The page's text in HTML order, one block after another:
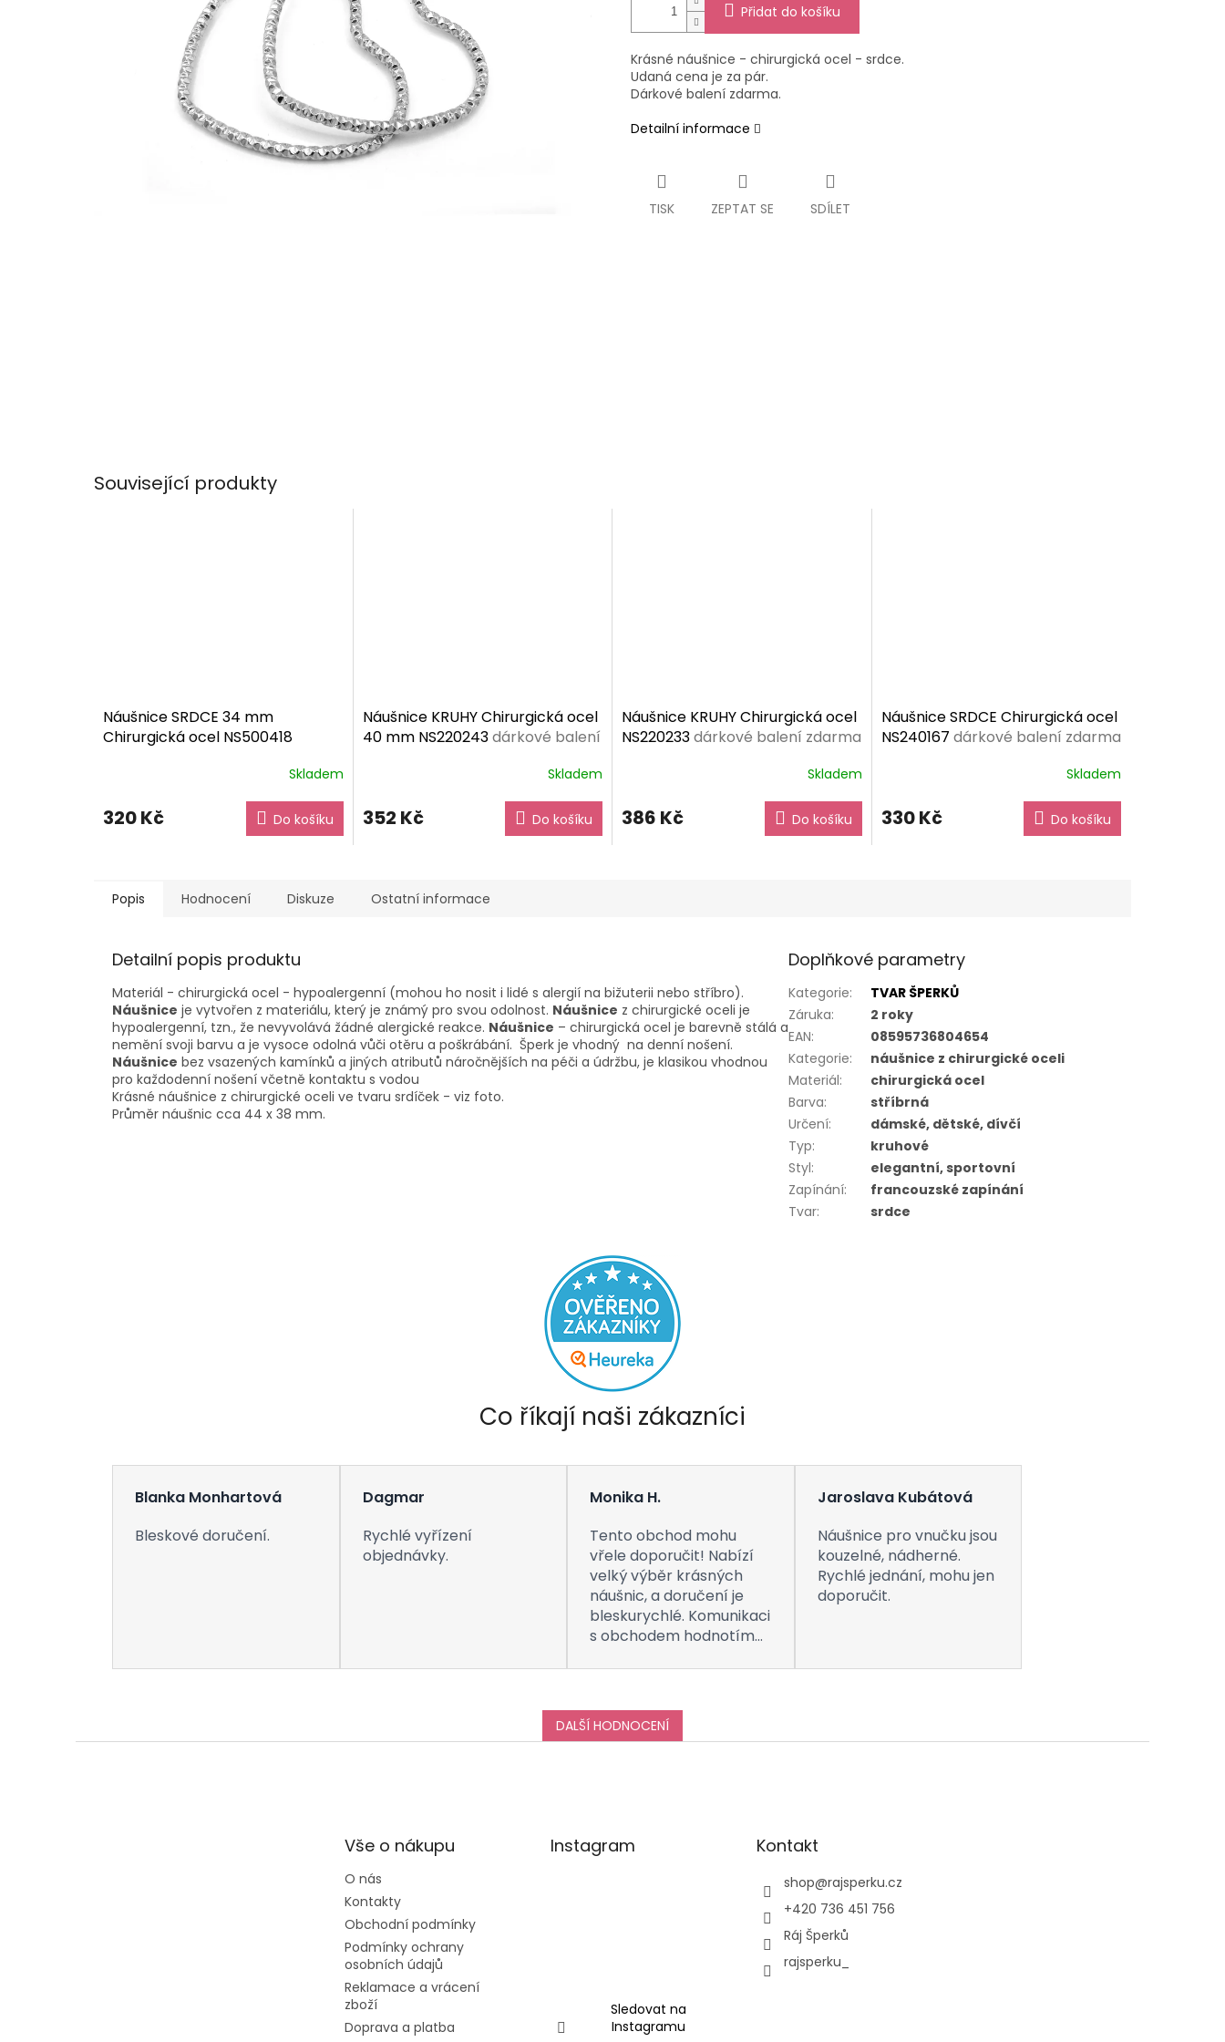
Přidat do košíku
Krásné náušnice - chirurgická ocel - srdce.
Udaná cena je za pár.
Dárkové balení zdarma.
Detailní informace
TISK ZEPTAT SE SDÍLET
Související produkty
Náušnice SRDCE 34 mm
Chirurgická ocel NS500418
Skladem
320 Kč Do košíku
Náušnice KRUHY Chirurgická ocel
40 mm NS220243dárkové balení
Skladem
352 Kč Do košíku
Náušnice KRUHY Chirurgická ocel
NS220233dárkové balení zdarma
Skladem
386 Kč Do košíku
Náušnice SRDCE Chirurgická ocel
NS240167 dárkové balení zdarma
Skladem
330 Kč Do košíku
Popis Hodnocení Diskuze Ostatní informace
Detailní popis produktu
Materiál - chirurgická ocel - hypoalergenní (mohou ho nosit i lidé s alergií na bižuterii nebo stříbro).
Náušnice je vytvořen z materiálu, který je známý pro svou odolnost. Náušnice z chirurgické oceli je
hypoalergenní, tzn., že nevyvolává žádné alergické reakce. Náušnice – chirurgická ocel je barevně stálá a
nemění svoji barvu a je vysoce odolná vůči otěru a poškrábání. Šperk je vhodný na denní nošení.
Náušnice bez vsazených kamínků a jiných atributů náročnějších na péči a údržbu, je klasikou vhodnou
pro každodenní nošení včetně kontaktu s vodou
Krásné náušnice z chirurgické oceli ve tvaru srdíček - viz foto.
Průměr náušnic cca 44 x 38 mm.
Doplňkové parametry
Kategorie:
TVAR ŠPERKŮ
Záruka:
2 roky
EAN:
08595736804654
Kategorie:
náušnice z chirurgické oceli
Materiál:
chirurgická ocel
Barva:
stříbrná
Určení:
dámské, dětské, dívčí
Typ:
kruhové
Styl:
elegantní, sportovní
Zapínání:
francouzské zapínání
Tvar: srdce
Co říkají naši zákazníci
Blanka Monhartová
Bleskové doručení.
Dagmar
Rychlé vyřízení
objednávky.
Monika H.
Tento obchod mohu
vřele doporučit! Nabízí
velký výběr krásných
náušnic, a doručení je
bleskurychlé. Komunikaci
s obchodem hodnotím
za vše, a určitě se k vám
:-)
Jaroslava Kubátová
Náušnice pro vnučku jsou
kouzelné, nádherné.
Rychlé jednání, mohu jen
doporučit.
DALŠÍ HODNOCENÍ
Vše o nákupu
O nás
Kontakty
Obchodní podmínky
Podmínky ochrany
osobních údajů
Reklamace a vrácení
zboží
Doprava a platba
Instagram
Sledovat na
Instagramu
Kontakt
shop@rajsperku.cz
+420 736 451 756
Ráj Šperků
rajsperku_